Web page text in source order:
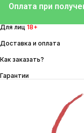
Перейти
содержимому
Оплата при
Для лиц 18+
Доставка и оплата
Как заказать?
Гарантии